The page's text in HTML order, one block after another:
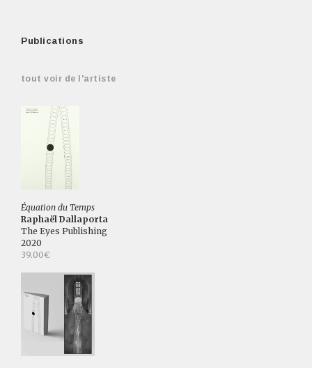
Publications
tout voir de l'artiste
Équation du Temps
Raphaël Dallaporta
The Eyes Publishing
2020
39.00€